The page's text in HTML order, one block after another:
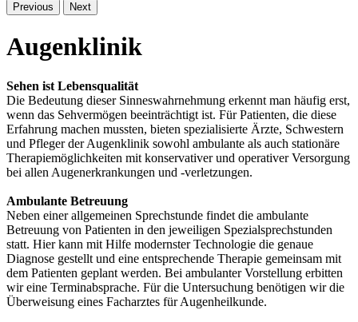
Previous Next
Augenklinik
Sehen ist Lebensqualität
Die Bedeutung dieser Sinneswahrnehmung erkennt man häufig erst,
wenn das Sehvermögen beeinträchtigt ist. Für Patienten, die diese
Erfahrung machen mussten, bieten spezialisierte Ärzte, Schwestern
und Pfleger der Augenklinik sowohl ambulante als auch stationäre
Therapiemöglichkeiten mit konservativer und operativer Versorgung
bei allen Augenerkrankungen und -verletzungen.
Ambulante Betreuung
Neben einer allgemeinen Sprechstunde findet die ambulante
Betreuung von Patienten in den jeweiligen Spezialsprechstunden
statt. Hier kann mit Hilfe modernster Technologie die genaue
Diagnose gestellt und eine entsprechende Therapie gemeinsam mit
dem Patienten geplant werden. Bei ambulanter Vorstellung erbitten
wir eine Terminabsprache. Für die Untersuchung benötigen wir die
Überweisung eines Facharztes für Augenheilkunde.